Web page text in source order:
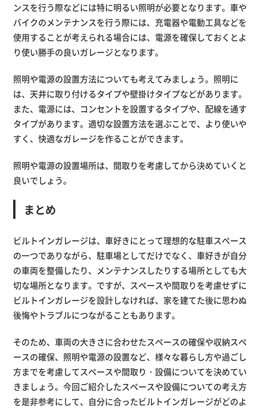
ンスを行う際などには特に明るい照明が必要となります。車や
バイクのメンテナンスを行う際には、充電器や電動工具などを
使用することが考えられる場合には、電源を確保しておくとよ
り使い勝手の良いガレージとなります。
照明や電源の設置方法についても考えてみましょう。照明に
は、天井に取り付けるタイプや壁掛けタイプなどがあります。
また、電源には、コンセントを設置するタイプや、配線を通す
タイプがあります。適切な設置方法を選ぶことで、より使いや
すく、快適なガレージを作ることができます。
照明や電源の設置場所は、間取りを考慮してから決めていくと
良いでしょう。
まとめ
ビルトインガレージは、車好きにとって理想的な駐車スペース
の一つでありながら、駐車場としてだけでなく、車好きが自分
の車両を整備したり、メンテナンスしたりする場所としても大
切な場所となります。ですが、スペースや間取りを考慮せずに
ビルトインガレージを設計しなければ、家を建てた後に思わぬ
後悔やトラブルにつながることもあります。
そのため、車両の大きさに合わせたスペースの確保や収納スペ
ースの確保、照明や電源の設置など、様々な暮らし方や過ごし
方までを考慮してスペースや間取り・設備についてを決めてい
きましょう。今回ご紹介したスペースや設備についての考え方
を是非参考にして、自分に合ったビルトインガレージがどのよ